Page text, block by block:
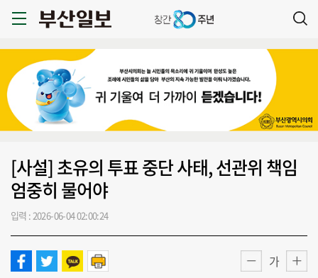
[사설] 초유의 투표 중단 사태, 선관위 책임
엄중히 물어야
입력 : 2026-06-04 02:00:24
가